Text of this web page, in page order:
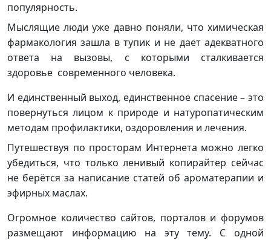
популярность.
Мыслящие люди уже давно поняли, что химическая
фармакология зашла в тупик и не дает адекватного
ответа на вызовы, с которыми сталкивается
здоровье современного человека.
И единственный выход, единственное спасение – это
повернуться лицом к природе и натуропатическим
методам профилактики, оздоровления и лечения.
Путешествуя по просторам Интернета можно легко
убедиться, что только ленивый копирайтер сейчас
не берётся за написание статей об ароматерапии и
эфирных маслах.
Огромное количество сайтов, порталов и форумов
размещают информацию на эту тему. С одной